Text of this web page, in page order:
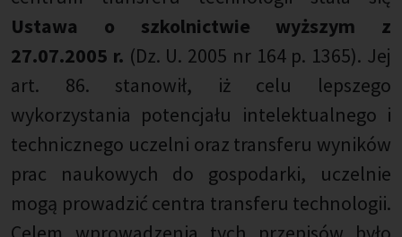
Ustawa o szkolnictwie wyższym z
27.07.2005 r. (Dz. U. 2005 nr 164 p. 1365). Jej
art. 86. stanowił, iż celu lepszego
wykorzystania potencjału intelektualnego i
technicznego uczelni oraz transferu wyników
prac naukowych do gospodarki, uczelnie
mogą prowadzić centra transferu technologii.